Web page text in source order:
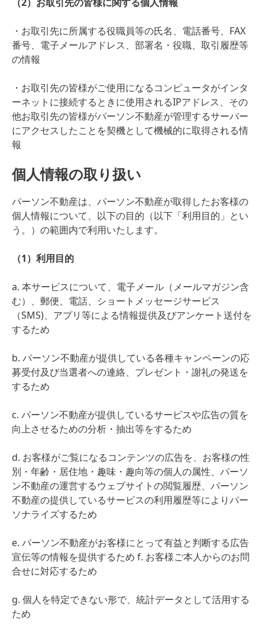
・お取引先に所属する役職員等の氏名、電話番号、FAX
番号、電子メールアドレス、部署名・役職、取引履歴等
の情報
・お取引先の皆様がご使用になるコンピュータがインタ
ーネットに接続するときに使用されるIPアドレス、その
他お取引先の皆様がパーソン不動産が管理するサーバー
にアクセスしたことを契機として機械的に取得される情
報
個人情報の取り扱い
パーソン不動産は、パーソン不動産が取得したお客様の
個人情報について、以下の目的（以下「利用目的」とい
う。）の範囲内で利用いたします。
（1）利用目的
a. 本サービスについて、電子メール（メールマガジン含
む）、郵便、電話、ショートメッセージサービス
（SMS)、アプリ等による情報提供及びアンケート送付を
するため
b. パーソン不動産が提供している各種キャンペーンの応
募受付及び当選者への連絡、プレゼント・謝礼の発送を
するため
c. パーソン不動産が提供しているサービスや広告の質を
向上させるための分析・抽出等をするため
d. お客様がご覧になるコンテンツの広告を、お客様の性
別・年齢・居住地・趣味・趣向等の個人の属性、パーソ
ン不動産の運営するウェブサイトの閲覧履歴、パーソン
不動産の提供しているサービスの利用履歴等によりパー
ソナライズするため
e. パーソン不動産がお客様にとって有益と判断する広告
宣伝等の情報を提供するため f. お客様ご本人からのお問
合せに対応するため
g. 個人を特定できない形で、統計データとして活用する
ため